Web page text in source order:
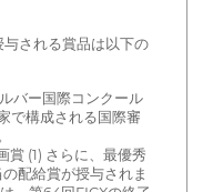
される賞品は以下の
バー国際コンクール
で構成される国際審
賞 (1) さらに、最優秀
配給賞が授与されま